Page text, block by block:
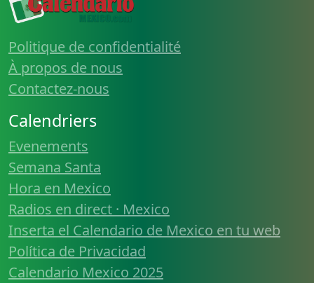
Politique de confidentialité
À propos de nous
Contactez-nous
Calendriers
Evenements
Semana Santa
Hora en Mexico
Radios en direct · Mexico
Inserta el Calendario de Mexico en tu web
Política de Privacidad
Calendario Mexico 2025